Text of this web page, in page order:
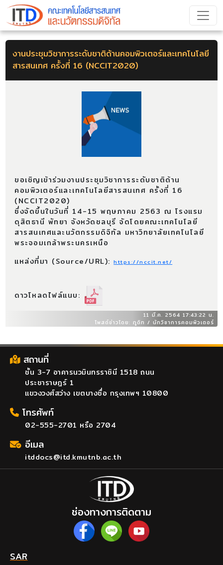
งานประชุมวิชาการระดับชาติด้านคอมพิวเตอร์และเทคโนโลยี
สารสนเทศ ครั้งที่ 16 (NCCIT2020)
ขอเชิญเข้าร่วมงานประชุมวิชาการระดับชาติด้าน
คอมพิวเตอร์และเทคโนโลยีสารสนเทศ ครั้งที่ 16
(NCCIT2020)
ซึ่งจัดขึ้นในวันที่ 14-15 พฤษภาคม 2563 ณ โรงแรม
ดุสิตธานี พัทยา จังหวัดชลบุรี จัดโดยคณะเทคโนโลยี
สารสนเทศและนวัตกรรมดิจิทัล มหาวิทยาลัยเทคโนโลยี
พระจอมเกล้าพระนครเหนือ
แหล่งที่มา (Source/URL):https://nccit.net/
ดาวโหลดไฟล์แนบ:
11 มี.ค. 2564 17:43:22 น.
โพสต์ข่าวโดย: ภูดิท / นักวิชาการคอมพิวเตอร์
สถานที่
ชั้น 3-7 อาคารนวมินทรราชินี 1518 ถนน
ประชาราษฎร์ 1
แขวงวงศ์สว่าง เขตบางซื่อ กรุงเทพฯ 10800
โทรศัพท์
02-555-2701 หรือ 2704
อีเมล
itddocs@itd.kmutnb.ac.th
ช่องทางการติดตาม
SAR